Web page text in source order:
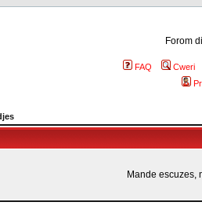
Forom
FAQ
Cweri
Mande escuzes,